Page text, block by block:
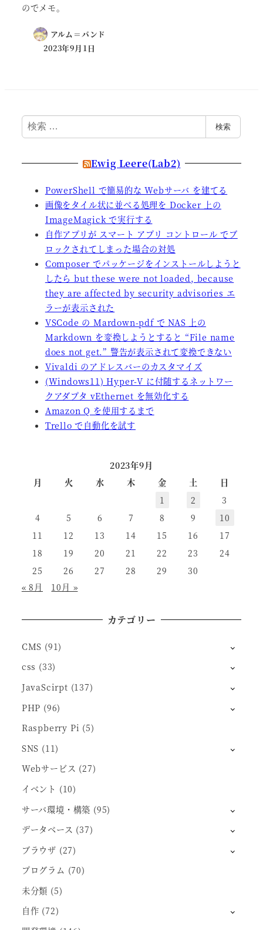
のでメモ。
アルム＝バンド
2023年9月1日
検
索
検索
Ewig Leere(Lab2)
PowerShell で簡易的な Webサーバ を建てる
画像をタイル状に並べる処理を Docker 上の
ImageMagick で実行する
自作アプリが スマート アプリ コントロール でブ
ロックされてしまった場合の対処
Composer でパッケージをインストールしようと
したら but these were not loaded, because
they are affected by security advisories エ
ラーが表示された
VSCode の Mardown-pdf で NAS 上の
Markdown を変換しようとすると “File name
does not get.” 警告が表示されて変換できない
Vivaldi のアドレスバーのカスタマイズ
(Windows11) Hyper-V に付随するネットワー
クアダプタ vEthernet を無効化する
Amazon Q を使用するまで
Trello で自動化を試す
2023年9月
月
火 水 木 金 土
日
1
2
3
4
5 6 7 8 9
10
11
12 13 14 15 16
17
18
19 20 21 22 23
24
25
26 27 28 29
30
« 8月
10月 »
カテゴリー
CMS (91)
css (33)
JavaScirpt (137)
PHP (96)
Raspberry Pi (5)
SNS (11)
Webサービス (27)
イベント (10)
サーバ環境・構築 (95)
データベース (37)
ブラウザ (27)
プログラム (70)
未分類 (5)
自作 (72)